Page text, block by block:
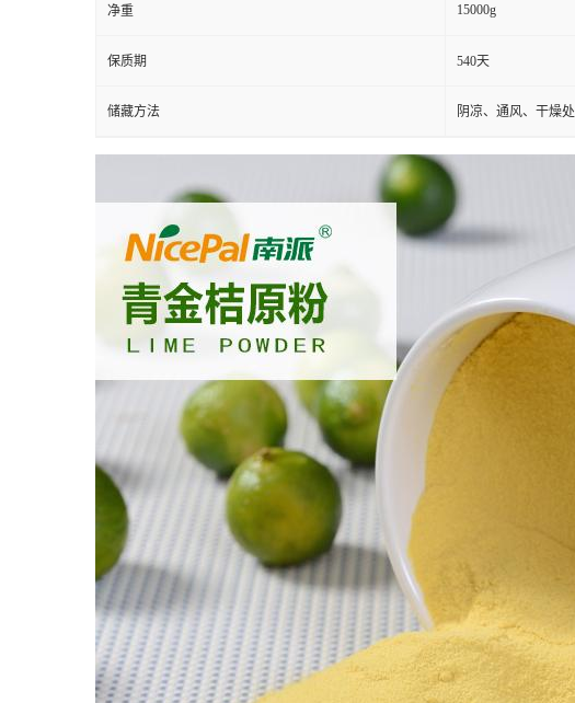
净重 15000g
保质期 540天
储藏方法 阴凉、通风、干燥处